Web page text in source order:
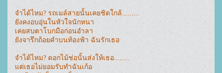
จำได้ไหม? รถเมล์สายนั้นเคยชิดใกล้.........
ยังคงอบอุ่นในหัวใจนักหนา
เคยสบตาโบกมือก่อนอำลา
ยังจารึกถ้อยคำบนท้องฟ้า ฉันรักเธอ
จำได้ไหม? ดอกไม้ช่อนั้นส่งให้เธอ........
แต่เธอไม่ยอมรับทำฉันเก้อ